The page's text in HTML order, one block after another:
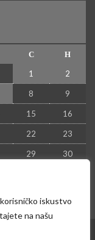
iskustvo
na našu
С
Н
1
2
8 9
15 16
22 23
29 30